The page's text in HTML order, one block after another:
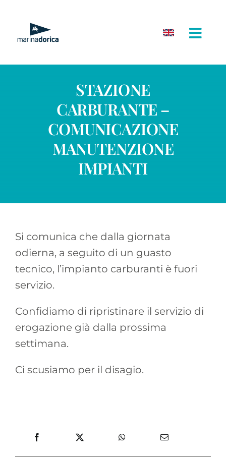
contenuto
STAZIONE
CARBURANTE –
COMUNICAZIONE
MANUTENZIONE
IMPIANTI
Si comunica che dalla giornata
odierna, a seguito di un guasto
tecnico, l’impianto carburanti è fuori
servizio.
Confidiamo di ripristinare il servizio di
erogazione già dalla prossima
settimana.
Ci scusiamo per il disagio.